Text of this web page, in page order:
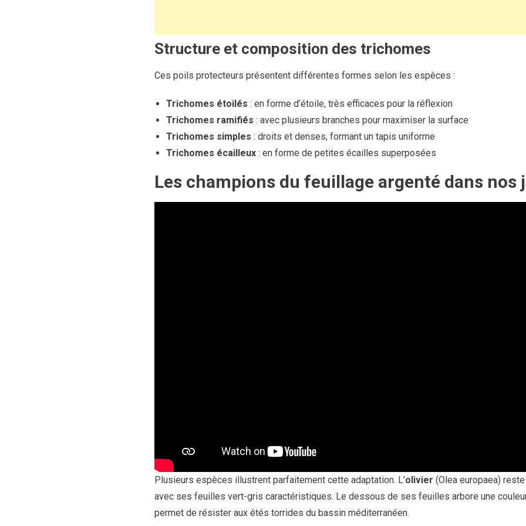
Structure et composition des trichomes
Ces poils protecteurs présentent différentes formes selon les espèces :
Trichomes étoilés : en forme d’étoile, très efficaces pour la réflexion
Trichomes ramifiés : avec plusieurs branches pour maximiser la surface
Trichomes simples : droits et denses, formant un tapis uniforme
Trichomes écailleux: en forme de petites écailles superposées
Les champions du feuillage argenté dans nos
Plusieurs espèces illustrent parfaitement cette adaptation. L’olivier (Olea europaea)
avec ses feuilles vert-gris caractéristiques. Le dessous de ses feuilles arbore une
permet de résister aux étés torrides du bassin méditerranéen.